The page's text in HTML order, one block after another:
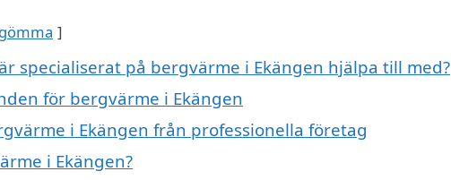
gömma
specialiserat på bergvärme i Ekängen hjälpa till med?
för bergvärme i Ekängen
i Ekängen från professionella företag
i Ekängen?